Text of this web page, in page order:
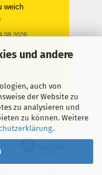
und andere
auch von
der Website zu
zu analysieren und
zu können. Weitere
.
weich